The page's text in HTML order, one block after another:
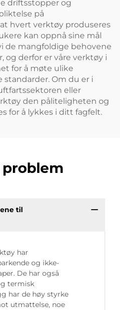
driftsstopper og
på
hvert verktøy produseres
kan oppnå sine mål
de mangfoldige behovene
og derfor er våre verktøy i
for å møte ulike
Om du er i
eller
den påliteligheten og
for å lykkes i ditt fagfelt.
til
har
og ikke-
De har også
termisk
har de høy styrke
utmattelse, noe